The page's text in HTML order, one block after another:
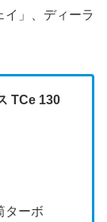
イ」、ディーラ
TCe 130
ターボ